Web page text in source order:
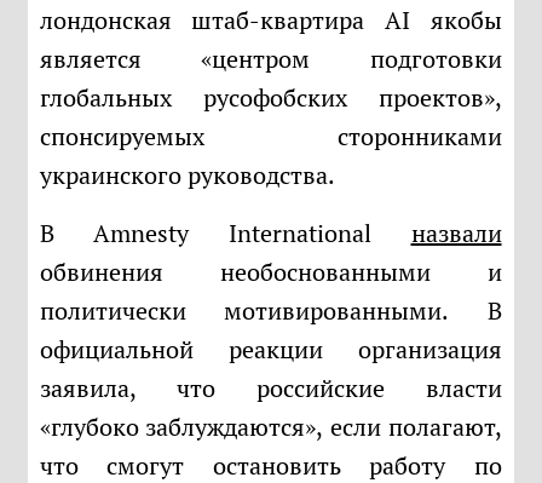
лондонская штаб-квартира AI якобы
является «центром подготовки
глобальных русофобских проектов»,
спонсируемых сторонниками
украинского руководства.
В Amnesty International назвали
обвинения необоснованными и
политически мотивированными. В
официальной реакции организация
заявила, что российские власти
«глубоко заблуждаются», если полагают,
что смогут остановить работу по